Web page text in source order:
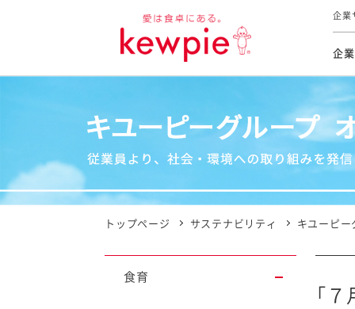
企業
企
トッ
市販用
ファ
食育活動
食をテー
海外にお
トッ
気候
持続可
イニシ
本部
技術
個
IR
IR
「
食育
トップページ サステナビリティ キユーピ